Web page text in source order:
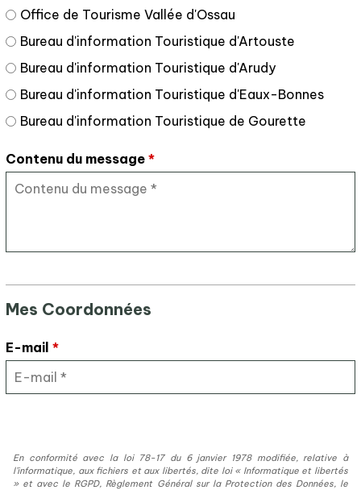
Office de Tourisme Vallée d'Ossau
Bureau d'information Touristique d'Artouste
Bureau d'information Touristique d'Arudy
Bureau d'information Touristique d'Eaux-Bonnes
Bureau d'information Touristique de Gourette
Contenu du message *
Mes Coordonnées
E-mail *
En conformité avec la loi 78-17 du 6 janvier 1978 modifiée, relative à
l’informatique, aux fichiers et aux libertés, dite loi « Informatique et libertés
» et avec le RGPD, Règlement Général sur la Protection des Données, le